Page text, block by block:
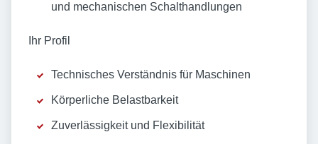
und mechanischen Schalthandlungen
Ihr Profil
Technisches Verständnis für Maschinen
Körperliche Belastbarkeit
Zuverlässigkeit und Flexibilität